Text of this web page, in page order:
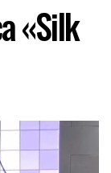
«Silk